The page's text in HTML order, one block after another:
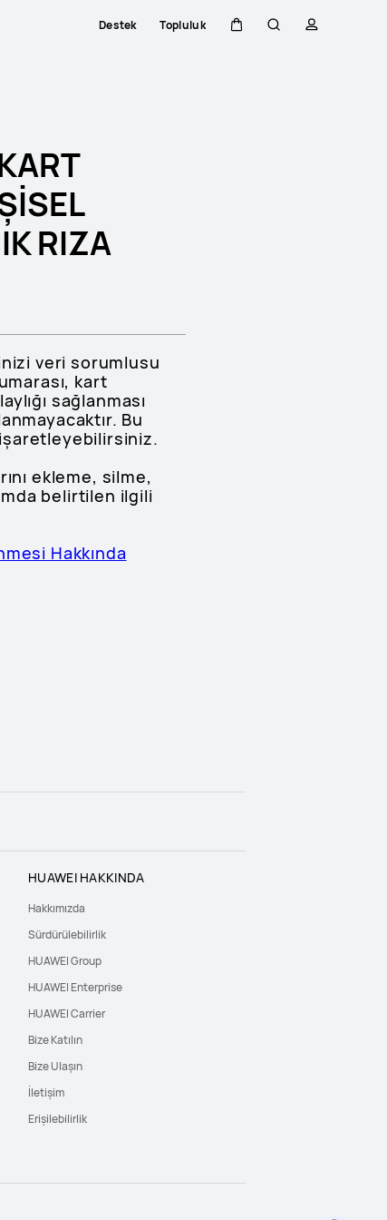
Destek Topluluk
RIZA
veri sorumlusu
kart
sağlanması
Bu
ekleme, silme,
belirtilen ilgili
Hakkında
HUAWEI HAKKINDA
Hakkımızda
Sürdürülebilirlik
HUAWEI Group
HUAWEI Enterprise
HUAWEI Carrier
Bize Katılın
Bize Ulaşın
İletişim
Erişilebilirlik